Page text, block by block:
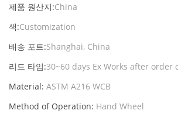
제품 원산지:China
색:Customization
배송 포트:Shanghai, China
리드 타임:30~60 days Ex Works after order
Material: ASTM A216 WCB
Method of Operation: Hand Wheel